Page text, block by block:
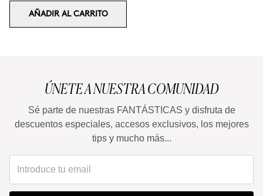
AÑADIR AL CARRITO
ÚNETE A NUESTRA COMUNIDAD
Sé parte de nuestras FANTÁSTICAS y disfruta de
descuentos especiales, accesos exclusivos, los mejores
tips y mucho más...